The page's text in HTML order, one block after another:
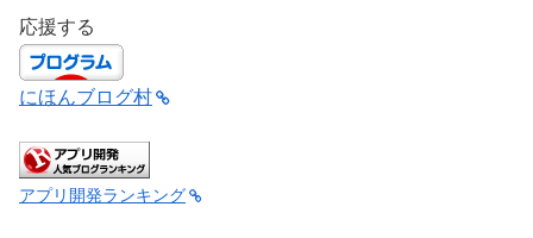
応援する
にほんブログ村
アプリ開発ランキング